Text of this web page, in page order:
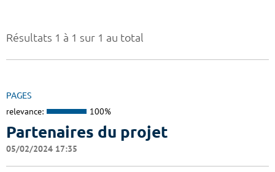
Résultats 1 à 1 sur 1 au total
PAGES
relevance: 100%
Partenaires du projet
05/02/2024 17:35